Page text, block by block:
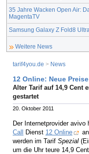
35 Jahre Wacken Open Air:
MagentaTV
Samsung Galaxy Z Fold8
Weitere News
tarif4you.de > News
12 Online: Neue
Alter Tarif auf 14,9 Cent
gestartet
20. Oktober 2011
Der Internetprovider
Call
Dienst 12 Online
werden im Tarif Spezial
um die Uhr teure 14,9